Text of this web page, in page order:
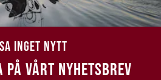
INGET NYTT
PÅ VÅRT NYHETSBREV